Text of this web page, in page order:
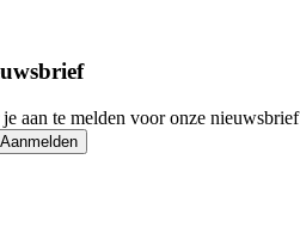
aan te melden voor onze nieuwsbrief
Aanmelden